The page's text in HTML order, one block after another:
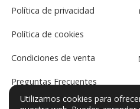
Política de privacidad
Política de cookies
Condiciones de venta
Preguntas Frecuentes
Utilizamos cookies para